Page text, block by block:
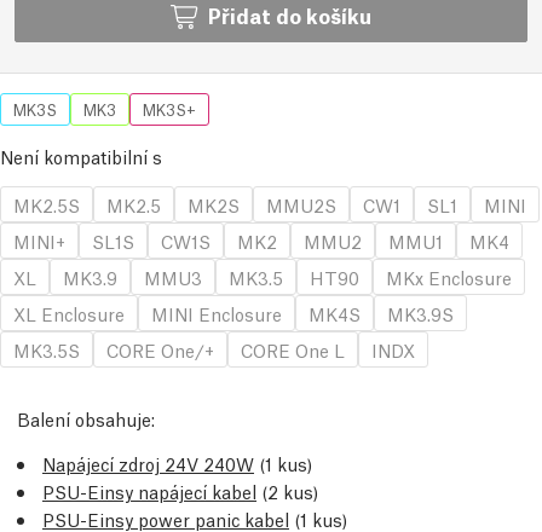
Přidat do košíku
MK3S MK3 MK3S+
Není kompatibilní s
MK2.5S
MK2.5 MK2S MMU2S CW1 SL1
MINI
MINI+
SL1S CW1S MK2 MMU2 MMU1
MK4
XL
MK3.9 MMU3 MK3.5 HT90
MKx Enclosure
XL Enclosure
MINI Enclosure MK4S
MK3.9S
MK3.5S
CORE One/+ CORE One L INDX
Balení obsahuje:
Napájecí zdroj 24V 240W (1 kus)
PSU-Einsy napájecí kabel (2 kus)
PSU-Einsy power panic kabel (1 kus)